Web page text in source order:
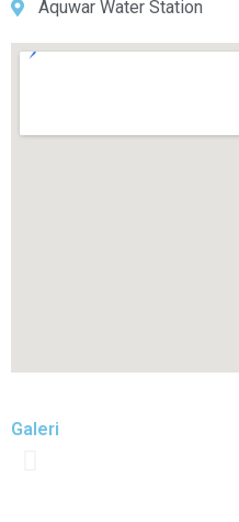
Aquwar Water Station
Galeri